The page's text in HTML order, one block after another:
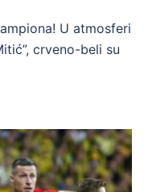
U atmosferi
crveno-beli su